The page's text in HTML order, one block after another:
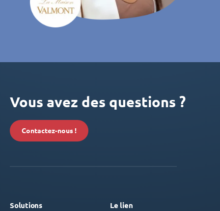
Vous avez des questions ?
Contactez-nous !
Solutions Le lien